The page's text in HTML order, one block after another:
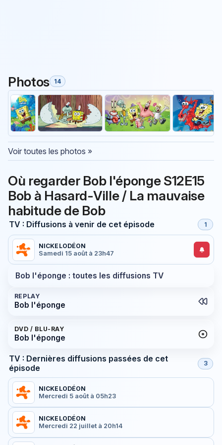
Photos 14
Voir toutes les photos »
Où regarder Bob l'éponge S12E15
Bob à Hasard-Ville / La mauvaise
habitude de Bob
TV : Diffusions à venir de cet épisode 1
NICKELODÉON
Samedi 15 août à 23h47
Bob l'éponge : toutes les diffusions TV
REPLAY
Bob l'éponge
DVD / BLU-RAY
Bob l'éponge
TV : Dernières diffusions passées de cet
épisode
3
NICKELODÉON
Mercredi 5 août à 05h23
NICKELODÉON
Mercredi 22 juillet à 20h14